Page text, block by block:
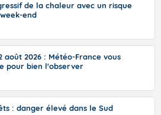
de la chaleur avec un risque
end
août 2026 : Météo-France vous
pour bien l'observer
: danger élevé dans le Sud